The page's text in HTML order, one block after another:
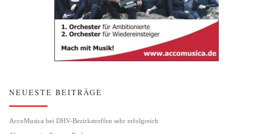
NEUESTE BEITRÄGE
AccoMusica bei DHV-Bezirkstreffen sehr erfolgreich